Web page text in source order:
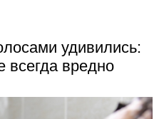
удивились:
всегда вредно